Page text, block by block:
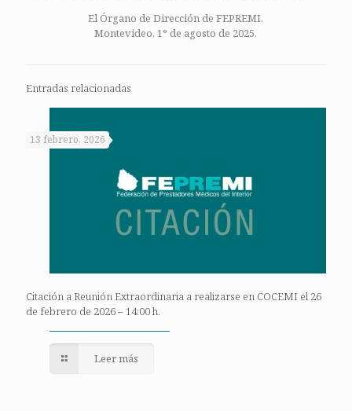
El Órgano de Dirección de FEPREMI.
Montevideo, 1° de agosto de 2025.
Entradas relacionadas
13 febrero, 2026
Citación a Reunión Extraordinaria a realizarse en COCEMI el 26
de febrero de 2026 – 14:00 h.
Leer más